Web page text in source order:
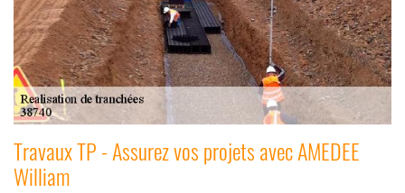
Travaux TP - Assurez vos projets avec AMEDEE
William